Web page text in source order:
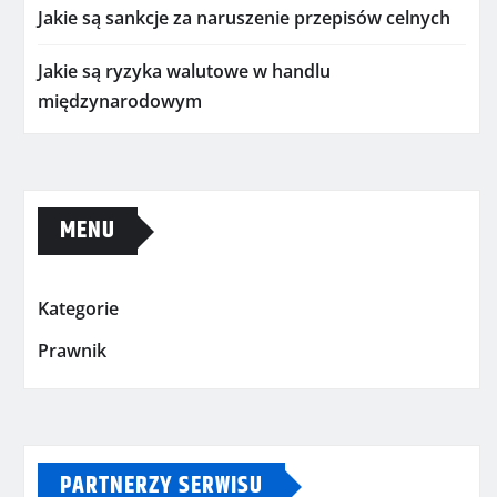
Jakie są sankcje za naruszenie przepisów celnych
Jakie są ryzyka walutowe w handlu
międzynarodowym
MENU
Kategorie
Prawnik
PARTNERZY SERWISU